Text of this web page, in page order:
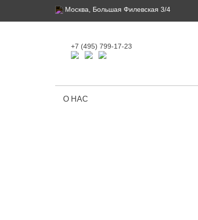
Москва, Большая Филевская 3/4
+7 (495) 799-17-23
О НАС